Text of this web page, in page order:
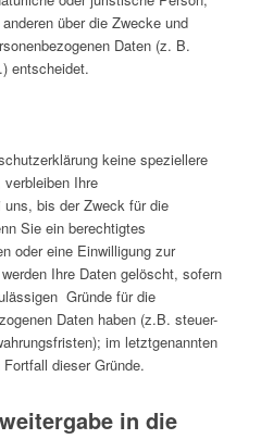
über die Zwecke und
Daten (z. B.
entscheidet.
keine speziellere
Ihre
uns, bis der Zweck für die
Sie ein berechtigtes
oder eine Einwilligung zur
Ihre Daten gelöscht, sofern
Gründe für die
Daten haben (z.B. steuer-
im letztgenannten
dieser Gründe.
in die